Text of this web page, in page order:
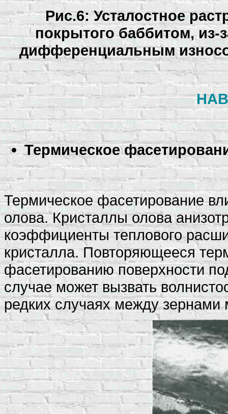
Рис.6: Усталостное
покрытого баббитом, из-
дифференциальным
Термическое
Термическое фасетирование
олова. Кристаллы олова
коэффициенты теплового
кристалла. Повторяющееся
фасетированию поверхности
случае может вызвать
редких случаях между